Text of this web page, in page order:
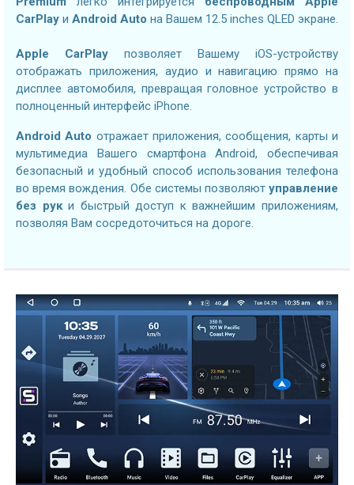
CarPlay и Android Auto на Вашем 12.5 inches QLED экране.
Apple CarPlay позволяет Вашему iOS-устройству
отображать приложения, аудио и навигацию прямо на
дисплее автомобиля, превращая головное устройство в
полноценный интерфейс iPhone.
Android Auto отражает приложения, сообщения, карты и
мультимедиа Вашего смартфона Android, обеспечивая
безопасный и удобный способ использования телефона
во время вождения. Обе системы позволяют управление
без руки быстрый доступ к важнейшим приложениям,
позволяя Вам сосредоточиться на дороге.